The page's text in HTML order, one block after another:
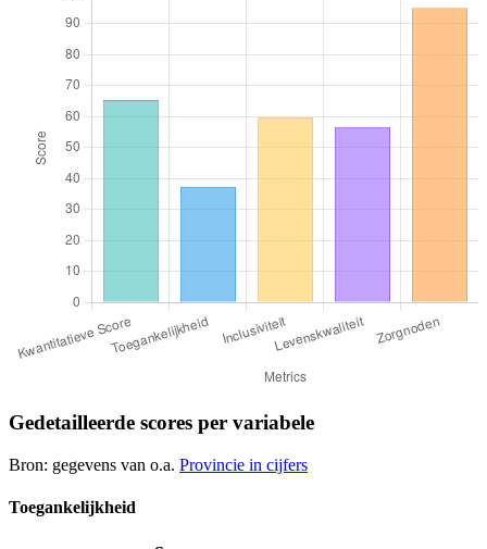
Gedetailleerde scores per variabele
Bron: gegevens van o.a. Provincie in cijfers
Toegankelijkheid